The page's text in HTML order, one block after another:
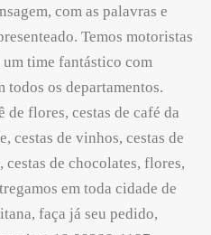
com as palavras e
Temos motoristas
time fantástico com
os departamentos.
de flores, cestas de café da
cestas de vinhos, cestas de
de chocolates, flores,
em toda cidade de
faça já seu pedido,